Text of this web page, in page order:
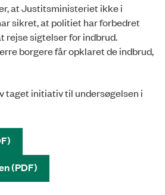
at Justitsministeriet ikke i
sikret, at politiet har forbedret
rejse sigtelser for indbrud.
borgere får opklaret de indbrud,
taget initiativ til undersøgelsen i
(PDF)